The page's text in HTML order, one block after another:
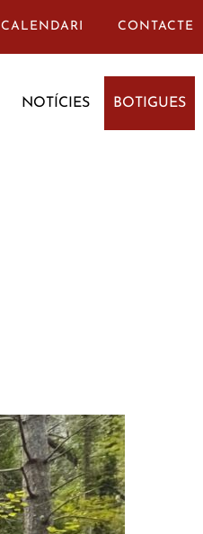
CALENDARI CONTACTE
NOTÍCIES BOTIGUES